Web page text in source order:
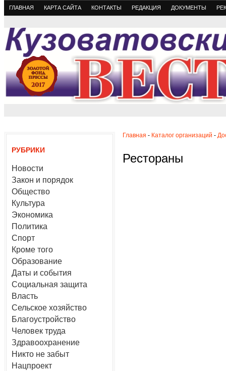
ГЛАВНАЯ КАРТА САЙТА КОНТАКТЫ РЕДАКЦИЯ ДОКУМЕНТЫ
РУБРИКИ
Новости
Закон и порядок
Общество
Культура
Экономика
Политика
Спорт
Кроме того
Образование
Даты и события
Социальная защита
Власть
Сельское хозяйство
Благоустройство
Человек труда
Здравоохранение
Никто не забыт
Нацпроект
Главная - Каталог организаций -
Рестораны